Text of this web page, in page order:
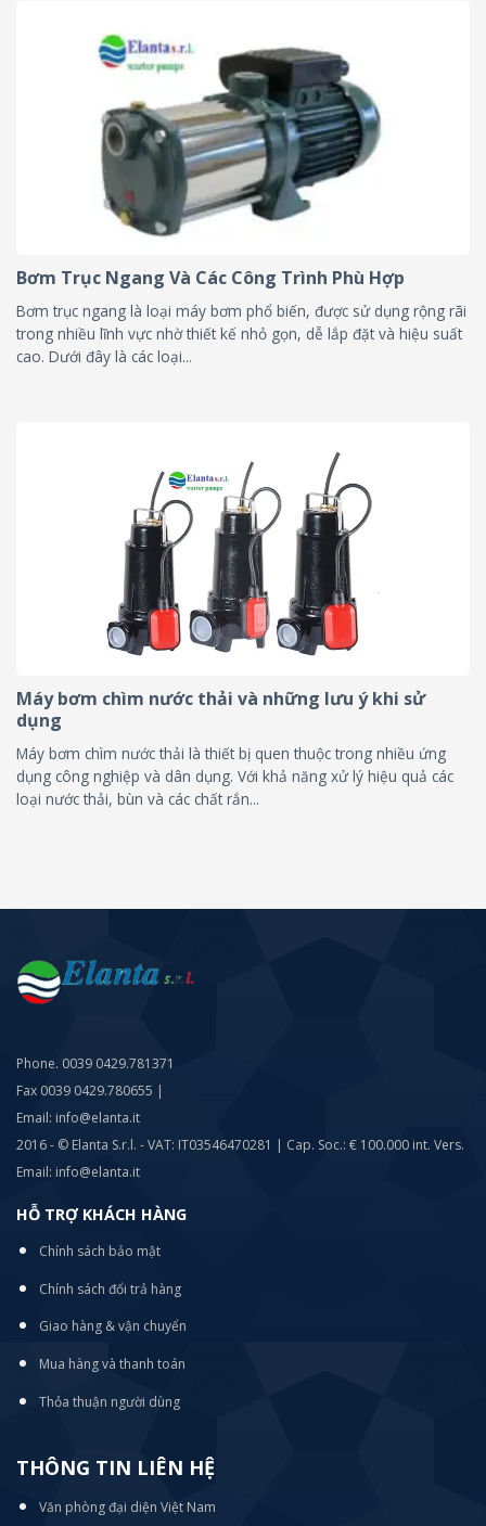
Bơm Trục Ngang Và Các Công Trình Phù Hợp
Bơm trục ngang là loại máy bơm phổ biến, được sử dụng rộng rãi
trong nhiều lĩnh vực nhờ thiết kế nhỏ gọn, dễ lắp đặt và hiệu suất
cao. Dưới đây là các loại...
Máy bơm chìm nước thải và những lưu ý khi sử
dụng
Máy bơm chìm nước thải là thiết bị quen thuộc trong nhiều ứng
dụng công nghiệp và dân dụng. Với khả năng xử lý hiệu quả các
loại nước thải, bùn và các chất rắn...
Phone. 0039 0429.781371
Fax 0039 0429.780655 |
Email: info@elanta.it
2016 - © Elanta S.r.l. - VAT: IT03546470281 | Cap. Soc.: € 100.000 int. Vers.
Email: info@elanta.it
HỖ TRỢ KHÁCH HÀNG
Chính sách bảo mật
Chính sách đổi trả hàng
Giao hàng & vận chuyển
Mua hàng và thanh toán
Thỏa thuận người dùng
THÔNG TIN LIÊN HỆ
Văn phòng đại diện Việt Nam